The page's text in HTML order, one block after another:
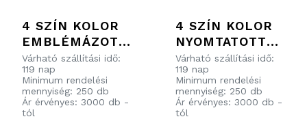
4 SZÍN KOLOR
EMBLÉMÁZOTT
KOZMETIKAI
TÁSKA 600D
POLIÉSZTERBŐ
L
Várható szállítási idő:
119 nap
Minimum rendelési
mennyiség: 250 db
Ár érvényes: 3000 db -
tól
4 SZÍN KOLOR
NYOMTATOTT
POLIÉSZTER
ÖVTÁSKA
Várható szállítási idő:
119 nap
Minimum rendelési
mennyiség: 250 db
Ár érvényes: 3000 db -
tól